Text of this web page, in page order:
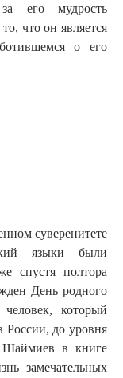
его мудрость
что он является
о его
суверенитете
языки были
спустя полтора
День родного
который
России, до уровня
Шаймиев в книге
замечательных